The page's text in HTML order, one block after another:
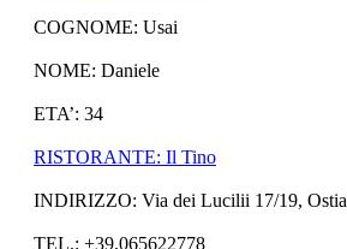
COGNOME: Usai
NOME: Daniele
ETA’: 34
RISTORANTE: Il Tino
INDIRIZZO: Via dei Lucilii 17/19, Ostia
TEL.: +39.065622778